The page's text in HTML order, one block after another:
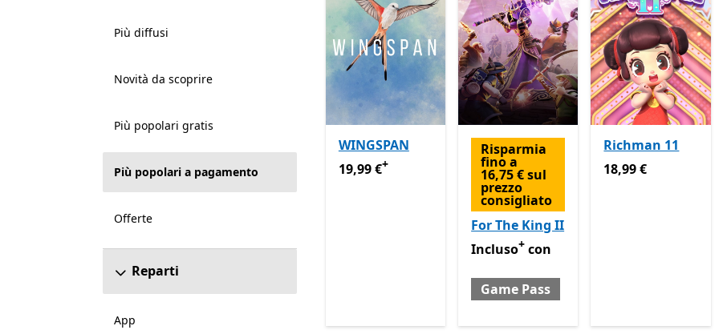
Più diffusi
Novità da scoprire
Più popolari gratis
Più popolari a pagamento
Offerte
Reparti
App
WINGSPAN
19,99 €Offre acquisti in-app
19,99 €+
Risparmia
fino a
16,75 € sul
prezzo
consigliato
For The King II
Incluso con Game Pass
Incluso+ con
Game Pass
Richman 11
18,99 €
18,99 €